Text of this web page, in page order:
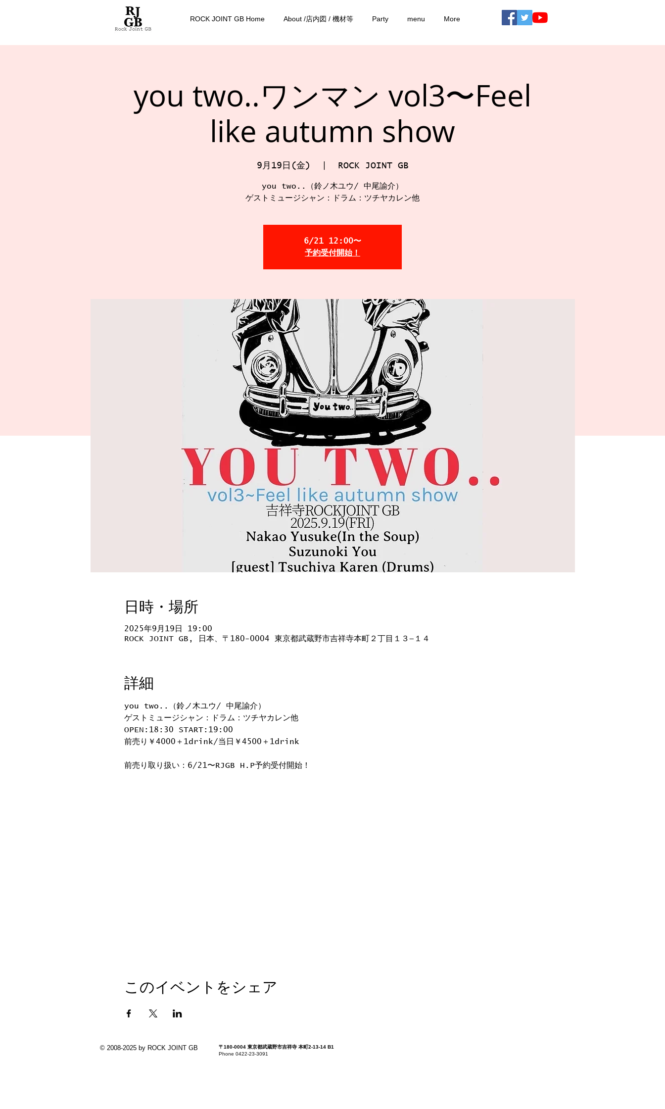
ROCK JOINT GB Home About /店内図 / 機材等 Party menu More
you two..ワンマン vol3〜Feel
like autumn show
9月19日(金) ROCK JOINT GB
you two..（鈴ノ木ユウ/ 中尾諭介）
ゲストミュージシャン：ドラム：ツチヤカレン他
6/21 12:00〜
予約受付開始！
日時・場所
2025年9月19日 19:00
ROCK JOINT GB, 日本、〒180-0004 東京都武蔵野市吉祥寺本町２丁目１３−１４
詳細
you two..（鈴ノ木ユウ/ 中尾諭介）
ゲストミュージシャン：ドラム：ツチヤカレン他
OPEN:18:30 START:19:00
前売り￥4000＋1drink/当日￥4500＋1drink
前売り取り扱い：6/21〜RJGB H.P予約受付開始！
このイベントをシェア
© 2008-2025 by ROCK JOINT GB
〒180-0004 東京都武蔵野市吉祥寺 本町2-13-14 B1
Phone 0422-23-3091